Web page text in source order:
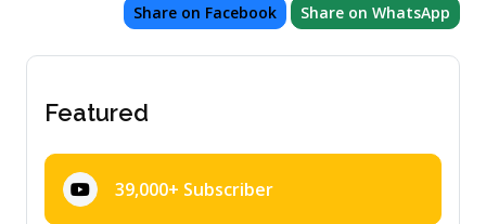
Share on Facebook Share on WhatsApp
Featured
39,000+ Subscriber